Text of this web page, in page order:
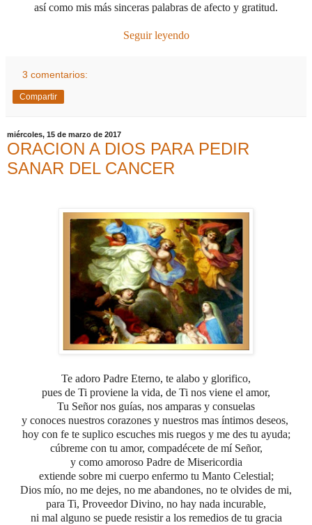
así como mis más sinceras palabras de afecto y gratitud.
Seguir leyendo
3 comentarios:
Compartir
miércoles, 15 de marzo de 2017
ORACION A DIOS PARA PEDIR
SANAR DEL CANCER
Te adoro Padre Eterno, te alabo y glorifico,
pues de Ti proviene la vida, de Ti nos viene el amor,
Tu Señor nos guías, nos amparas y consuelas
y conoces nuestros corazones y nuestros mas íntimos deseos,
hoy con fe te suplico escuches mis ruegos y me des tu ayuda;
cúbreme con tu amor, compadécete de mí Señor,
y como amoroso Padre de Misericordia
extiende sobre mi cuerpo enfermo tu Manto Celestial;
Dios mío, no me dejes, no me abandones, no te olvides de mi,
para Ti, Proveedor Divino, no hay nada incurable,
ni mal alguno se puede resistir a los remedios de tu gracia